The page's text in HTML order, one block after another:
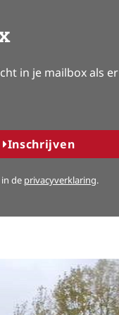
in je mailbox als er
Inschrijven
de privacyverklaring.